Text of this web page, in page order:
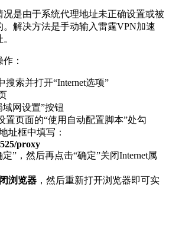
是由于系统代理地址未正确设置或被
解决方法是手动输入雷霆VPN加速
：
搜索并打开“Internet选项”
网设置”按钮
置页面的“使用自动配置脚本”处勾
址框中填写：
proxy
”，然后再点击“确定”关闭Internet属
浏览器 ，然后重新打开浏览器即可实